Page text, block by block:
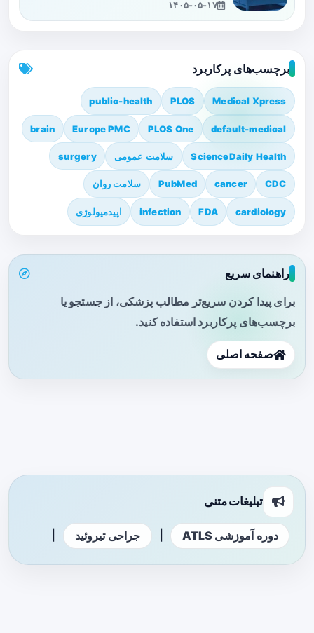
۱۴۰۵-۰۵-۱۷
برچسب‌های پرکاربرد
Medical Xpress
PLOS
public-health
default-medical
PLOS One
Europe PMC
brain
ScienceDaily Health سلامت عمومی surgery
CDC
cancer
PubMed سلامت روان
cardiology
FDA
infection اپیدمیولوژی
راهنمای سریع
برای پیدا کردن سریع‌تر مطالب پزشکی، از جستجو یا
برچسب‌های پرکاربرد استفاده کنید.
صفحه اصلی
تبلیغات متنی
دوره آموزشی ATLS جراحی تیروئید